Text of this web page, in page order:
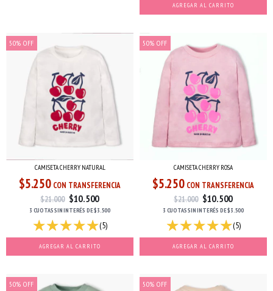
AGREGAR AL CARRITO
50% OFF
CAMISETA CHERRY NATURAL
$5.250 CON TRANSFERENCIA
$21.000 $10.500
3 CUOTASSIN INTERÉS DE$3.500
(5)
AGREGAR AL CARRITO
50% OFF
CAMISETA CHERRY ROSA
$5.250 CON TRANSFERENCIA
$21.000 $10.500
3 CUOTASSIN INTERÉS DE$3.500
(5)
AGREGAR AL CARRITO
50% OFF 50% OFF